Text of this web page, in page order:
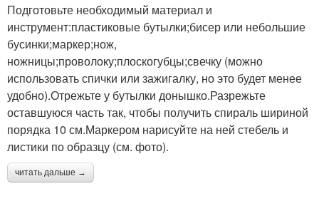
Подготовьте необходимый материал и
инструмент:пластиковые бутылки;бисер или небольшие
бусинки;маркер;нож,
ножницы;проволоку;плоскогубцы;свечку (можно
использовать спички или зажигалку, но это будет менее
удобно).Отрежьте у бутылки донышко.Разрежьте
оставшуюся часть так, чтобы получить спираль шириной
порядка 10 см.Маркером нарисуйте на ней стебель и
листики по образцу (см. фото).
читать дальше →